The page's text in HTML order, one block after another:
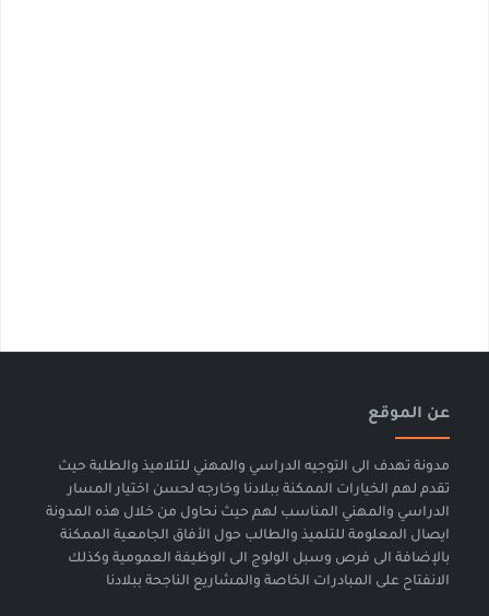
عن الموقع
مدونة تهدف الى التوجيه الدراسي والمهني للتلاميذ والطلبة حيث
تقدم لهم الخيارات الممكنة ببلادنا وخارجه لحسن اختيار المسار
الدراسي والمهني المناسب لهم حيث نحاول من خلال هذه المدونة
ايصال المعلومة للتلميذ والطالب حول الأفاق الجامعية الممكنة
بالإضافة الى فرص وسبل الولوج الى الوظيفة العمومية وكذلك
الانفتاح على المبادرات الخاصة والمشاريع الناجحة ببلادنا